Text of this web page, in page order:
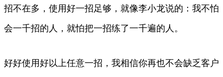
招不在多，使用好一招足够，就像李小龙说的：我不怕
会一千招的人，就怕把一招练了一千遍的人。
好好使用好以上任意一招，我相信你再也不会缺乏客户